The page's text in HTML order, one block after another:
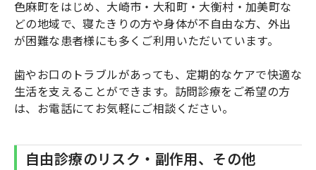
色麻町をはじめ、大崎市・大和町・大衡村・加美町な
どの地域で、寝たきりの方や身体が不自由な方、外出
が困難な患者様にも多くご利用いただいています。
歯やお口のトラブルがあっても、定期的なケアで快適な
生活を支えることができます。訪問診療をご希望の方
は、お電話にてお気軽にご相談ください。
自由診療のリスク・副作用、その他